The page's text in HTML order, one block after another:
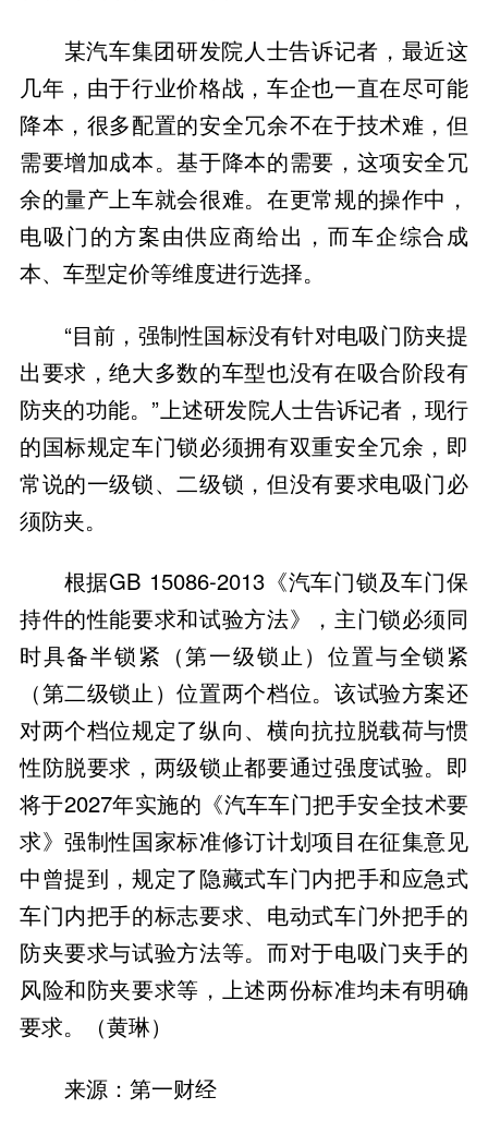
某汽车集团研发院人士告诉记者，最近这
几年，由于行业价格战，车企也一直在尽可能
降本，很多配置的安全冗余不在于技术难，但
需要增加成本。基于降本的需要，这项安全冗
余的量产上车就会很难。在更常规的操作中，
电吸门的方案由供应商给出，而车企综合成
本、车型定价等维度进行选择。
“目前，强制性国标没有针对电吸门防夹提
出要求，绝大多数的车型也没有在吸合阶段有
防夹的功能。”上述研发院人士告诉记者，现行
的国标规定车门锁必须拥有双重安全冗余，即
常说的一级锁、二级锁，但没有要求电吸门必
须防夹。
根据GB 15086-2013《汽车门锁及车门保
持件的性能要求和试验方法》，主门锁必须同
时具备半锁紧（第一级锁止）位置与全锁紧
（第二级锁止）位置两个档位。该试验方案还
对两个档位规定了纵向、横向抗拉脱载荷与惯
性防脱要求，两级锁止都要通过强度试验。即
将于2027年实施的《汽车车门把手安全技术要
求》强制性国家标准修订计划项目在征集意见
中曾提到，规定了隐藏式车门内把手和应急式
车门内把手的标志要求、电动式车门外把手的
防夹要求与试验方法等。而对于电吸门夹手的
风险和防夹要求等，上述两份标准均未有明确
要求。（黄琳）
来源：第一财经